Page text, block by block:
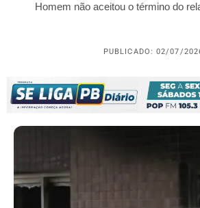
Homem não aceitou o término do
PUBLICADO: 02/07/